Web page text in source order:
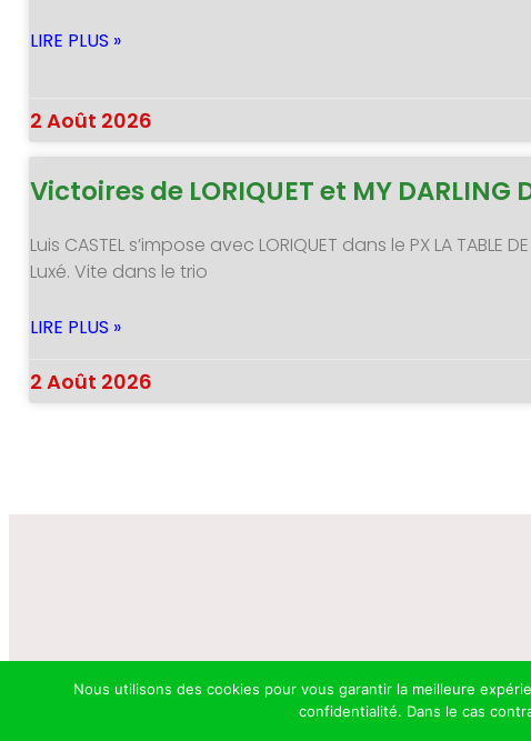
LIRE PLUS »
2 Août 2026
Victoires de LORIQUET et MY DARLING
Luis CASTEL s’impose avec LORIQUET dans le PX LA TABLE DE
Luxé. Vite dans le trio
LIRE PLUS »
2 Août 2026
Nous utilisons des cookies pour vous garantir la meilleure
confidentialité. Dans le cas